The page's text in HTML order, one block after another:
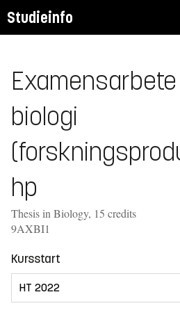
Studieinfo
biologi
hp
Thesis in Biology, 15 credits
9AXBI1
Kursstart